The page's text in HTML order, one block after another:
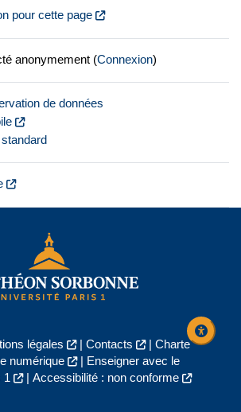
pour cette page
anonymement (Connexion)
de données
légales | Contacts | Charte
numérique |
Enseigner avec le
1
| Accessibilité : non conforme